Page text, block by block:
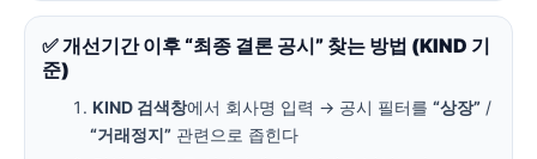
✅ 개선기간 이후 “최종 결론 공시” 찾는 방법 (KIND 기
준)
KIND 검색창에서 회사명 입력 → 공시 필터를 “상장” /
“거래정지” 관련으로 좁힌다